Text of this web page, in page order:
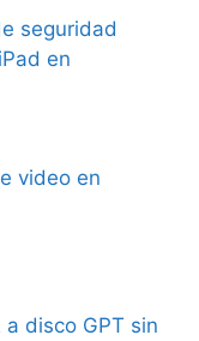
seguridad
en
video en
disco GPT sin